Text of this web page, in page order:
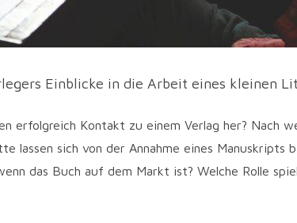
Einblicke in die Arbeit eines kleinen
erfolgreich Kontakt zu einem Verlag her? Nach
lassen sich von der Annahme eines Manuskripts
das Buch auf dem Markt ist? Welche Rolle